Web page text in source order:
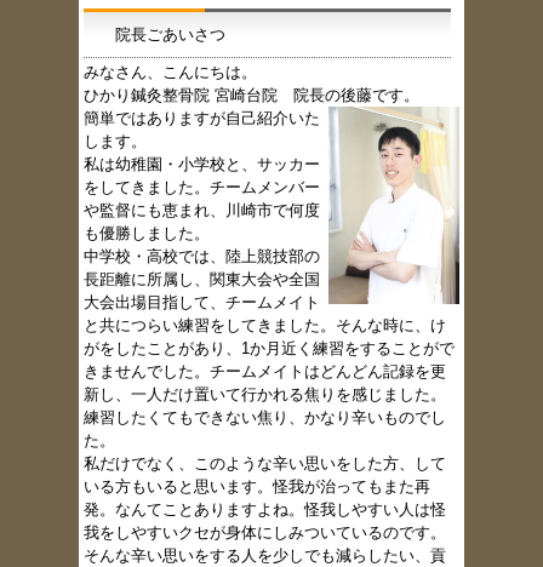
院長ごあいさつ
みなさん、こんにちは。
ひかり鍼灸整骨院 宮崎台院 院長の後藤です。
簡単ではありますが自己紹介いた
します。
私は幼稚園・小学校と、サッカー
をしてきました。チームメンバー
や監督にも恵まれ、川崎市で何度
も優勝しました。
中学校・高校では、陸上競技部の
長距離に所属し、関東大会や全国
大会出場目指して、チームメイト
と共につらい練習をしてきました。そんな時に、け
がをしたことがあり、1か月近く練習をすることがで
きませんでした。チームメイトはどんどん記録を更
新し、一人だけ置いて行かれる焦りを感じました。
練習したくてもできない焦り、かなり辛いものでし
た。
私だけでなく、このような辛い思いをした方、して
いる方もいると思います。怪我が治ってもまた再
発。なんてことありますよね。怪我しやすい人は怪
我をしやすいクセが身体にしみついているのです。
そんな辛い思いをする人を少しでも減らしたい、貢